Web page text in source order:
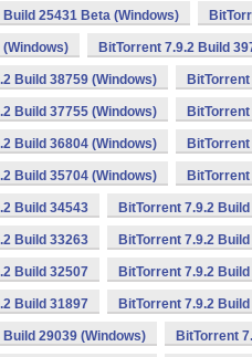
Build 25431 Beta (Windows)
(Windows) BitTorrent 7.9.2 Build
Build 38759 (Windows)
Build 37755 (Windows)
Build 36804 (Windows)
Build 35704 (Windows)
Build 34543 BitTorrent 7.9.2
Build 33263 BitTorrent 7.9.2
Build 32507 BitTorrent 7.9.2
Build 31897 BitTorrent 7.9.2
Build 29039 (Windows) BitTorrent